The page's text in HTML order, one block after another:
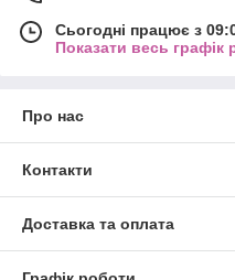
Сьогодні працює з
Показати весь графік
Про нас
Контакти
Доставка та оплата